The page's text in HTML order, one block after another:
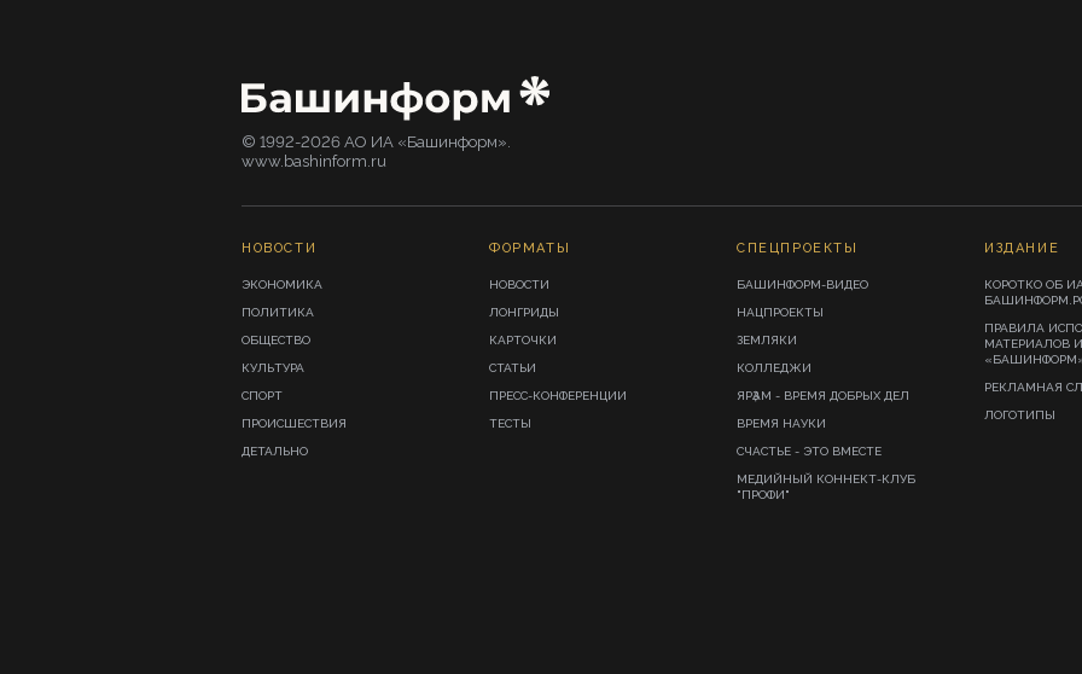
© 1992-2026 АО ИА «Башинформ».
www.bashinform.ru
НОВОСТИ
ЭКОНОМИКА
ПОЛИТИКА
ОБЩЕСТВО
КУЛЬТУРА
СПОРТ
ПРОИСШЕСТВИЯ
ДЕТАЛЬНО
ФОРМАТЫ
НОВОСТИ
ЛОНГРИДЫ
КАРТОЧКИ
СТАТЬИ
ПРЕСС-КОНФЕРЕНЦИИ
ТЕСТЫ
СПЕЦПРОЕКТЫ
БАШИНФОРМ-ВИДЕО
НАЦПРОЕКТЫ
ЗЕМЛЯКИ
КОЛЛЕДЖИ
ЯРҘАМ - ВРЕМЯ ДОБРЫХ ДЕЛ
ВРЕМЯ НАУКИ
СЧАСТЬЕ - ЭТО ВМЕСТЕ
МЕДИЙНЫЙ КОННЕКТ-КЛУБ
"ПРОФИ"
ИЗДАНИЕ
КОРОТКО ОБ
ПРАВИЛА
МАТЕРИАЛОВ
РЕКЛАМНАЯ
ЛОГОТИПЫ